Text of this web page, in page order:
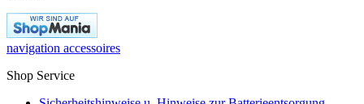
navigation accessoires
Shop Service